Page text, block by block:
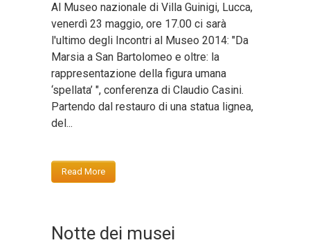
Al Museo nazionale di Villa Guinigi, Lucca,
venerdì 23 maggio, ore 17.00 ci sarà
l'ultimo degli Incontri al Museo 2014: "Da
Marsia a San Bartolomeo e oltre: la
rappresentazione della figura umana
‘spellata’ ", conferenza di Claudio Casini.
Partendo dal restauro di una statua lignea,
del...
Read More
Notte dei musei